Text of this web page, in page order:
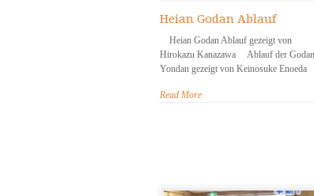
Heian Godan Ablauf
Heian Godan Ablauf gezeigt von
Hirokazu Kanazawa Ablauf der Godan
Yondan gezeigt von Keinosuke Enoeda
Read More